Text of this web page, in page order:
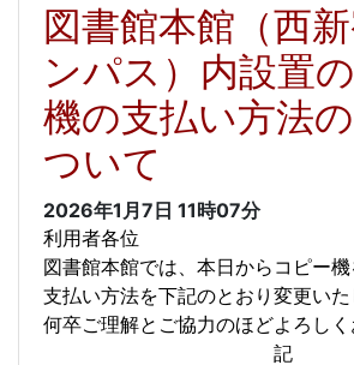
図書館本館（西
ンパス）内設置
機の支払い方法
ついて
2026年1月7日 11時07分
利用者各位
図書館本館では、本日からコピー
支払い方法を下記のとおり変更いた
何卒ご理解とご協力のほどよろし
記